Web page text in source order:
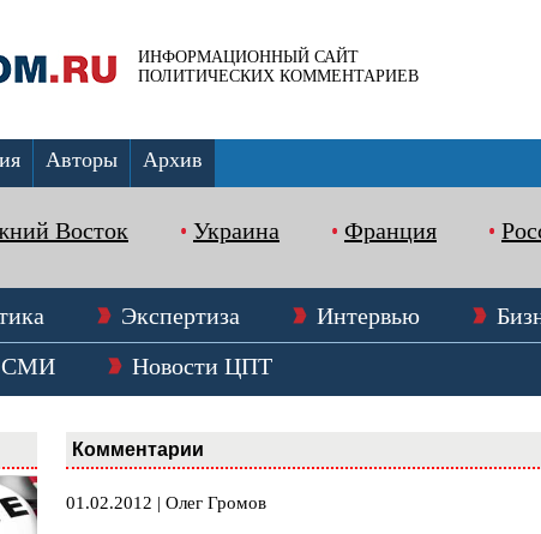
ИНФОРМАЦИОННЫЙ САЙТ
ПОЛИТИЧЕСКИХ КОММЕНТАРИЕВ
Авторы Архив
Восток Украина Франция
Экспертиза Интервью
СМИ Новости ЦПТ
Комментарии
01.02.2012 | Олег Громов